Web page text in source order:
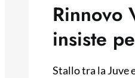
Rinnovo
insiste
Stallo tra la Juve